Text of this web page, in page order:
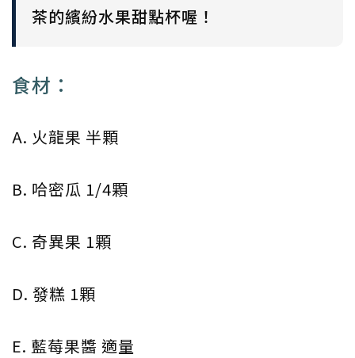
茶的繽紛水果甜點杯喔！
食材：
A. 火龍果 半顆
B. 哈密瓜 1/4顆
C. 奇異果 1顆
D. 發糕 1顆
E. 藍莓果醬 適量